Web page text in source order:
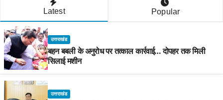
Latest Popular
उत्तराखंड
बहन बबली के अनुरोध पर तत्काल कार्रवाई… दोपहर तक मिली
सिलाई मशीन
उत्तराखंड